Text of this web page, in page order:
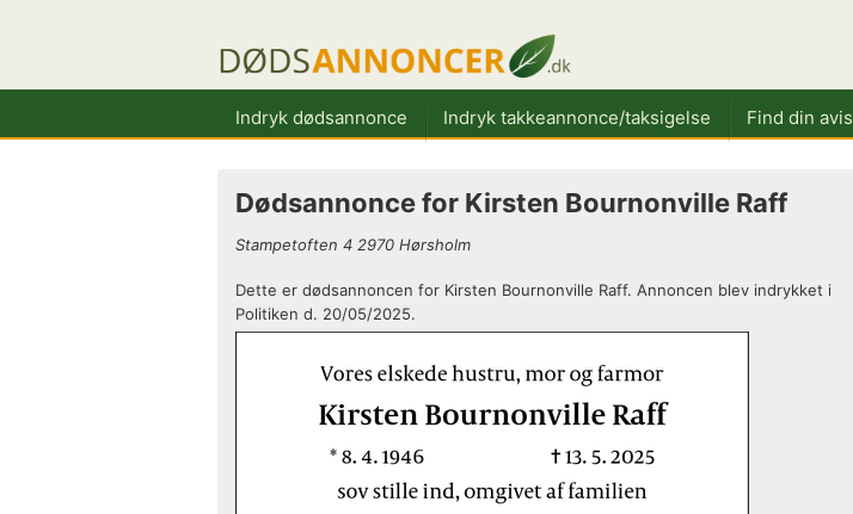
Indryk dødsannonce Indryk takkeannonce/taksigelse Find din avis
Dødsannonce for Kirsten Bournonville Raff
Stampetoften 4 2970 Hørsholm
Dette er dødsannoncen for Kirsten Bournonville Raff. Annoncen blev indrykket i
Politiken d. 20/05/2025.